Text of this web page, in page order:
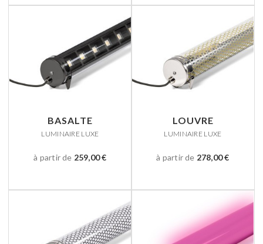
BASALTE
LUMINAIRE LUXE
à partir de 259,00 €
LOUVRE
LUMINAIRE LUXE
à partir de 278,00 €